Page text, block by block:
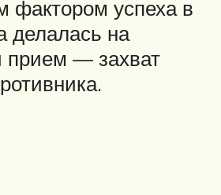
успеха в
делалась на
прием — захват